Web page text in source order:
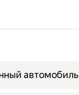
автомобиль